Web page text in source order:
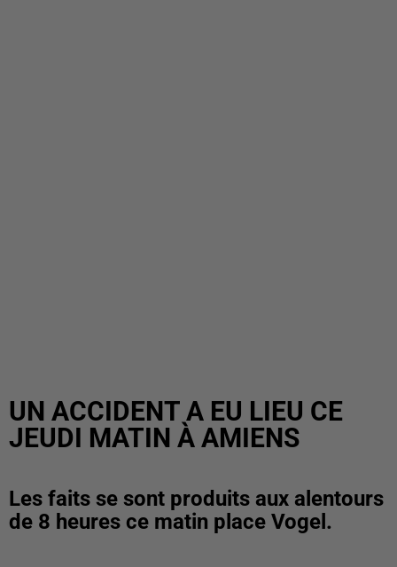
UN ACCIDENT A EU LIEU CE
JEUDI MATIN À AMIENS
Les faits se sont produits aux alentours
de 8 heures ce matin place Vogel.